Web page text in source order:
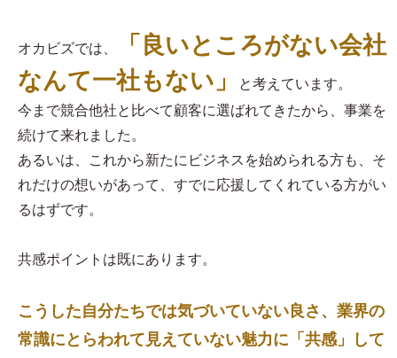
オカビズでは、
「良いところがない会社
なんて一社もない」
と考えています。
今まで競合他社と比べて顧客に選ばれてきたから、事業を
続けて来れました。
あるいは、これから新たにビジネスを始められる方も、そ
れだけの想いがあって、すでに応援してくれている方がい
るはずです。
共感ポイントは既にあります。
こうした自分たちでは気づいていない良さ、業界の
常識にとらわれて見えていない魅力に「共感」して